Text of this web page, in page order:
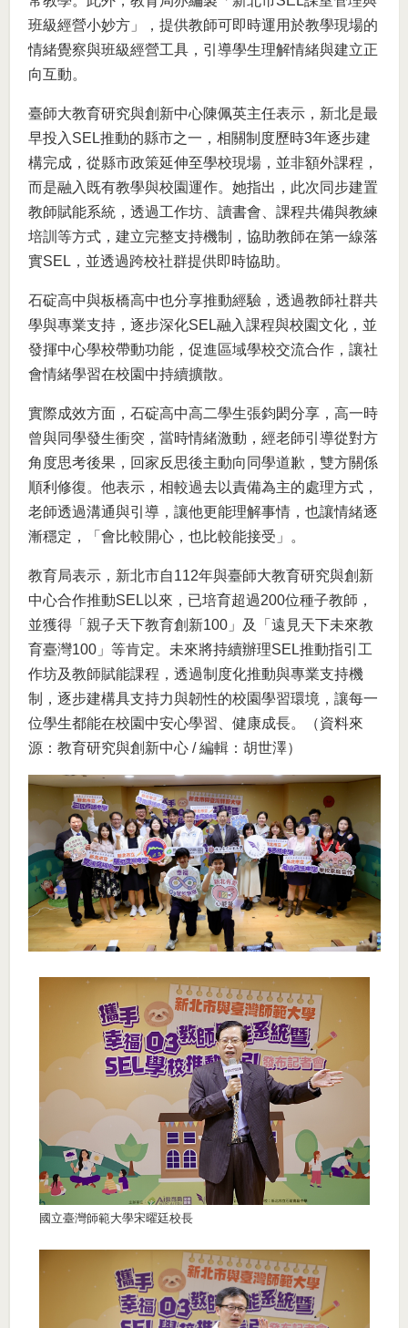
班級經營小妙方」，提供教師可即時運用於教學現場的
情緒覺察與班級經營工具，引導學生理解情緒與建立正
向互動。
臺師大教育研究與創新中心陳佩英主任表示，新北是最
早投入SEL推動的縣市之一，相關制度歷時3年逐步建
構完成，從縣市政策延伸至學校現場，並非額外課程，
而是融入既有教學與校園運作。她指出，此次同步建置
教師賦能系統，透過工作坊、讀書會、課程共備與教練
培訓等方式，建立完整支持機制，協助教師在第一線落
實SEL，並透過跨校社群提供即時協助。
石碇高中與板橋高中也分享推動經驗，透過教師社群共
學與專業支持，逐步深化SEL融入課程與校園文化，並
發揮中心學校帶動功能，促進區域學校交流合作，讓社
會情緒學習在校園中持續擴散。
實際成效方面，石碇高中高二學生張鈞閎分享，高一時
曾與同學發生衝突，當時情緒激動，經老師引導從對方
角度思考後果，回家反思後主動向同學道歉，雙方關係
順利修復。他表示，相較過去以責備為主的處理方式，
老師透過溝通與引導，讓他更能理解事情，也讓情緒逐
漸穩定，「會比較開心，也比較能接受」。
教育局表示，新北市自112年與臺師大教育研究與創新
中心合作推動SEL以來，已培育超過200位種子教師，
並獲得「親子天下教育創新100」及「遠見天下未來教
育臺灣100」等肯定。未來將持續辦理SEL推動指引工
作坊及教師賦能課程，透過制度化推動與專業支持機
制，逐步建構具支持力與韌性的校園學習環境，讓每一
位學生都能在校園中安心學習、健康成長。（資料來
源：教育研究與創新中心 / 編輯：胡世澤）
國立臺灣師範大學宋曜廷校長